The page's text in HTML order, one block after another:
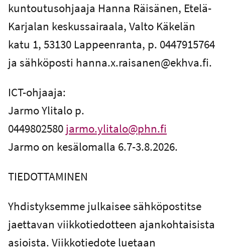
kuntoutusohjaaja Hanna Räisänen, Etelä-
Karjalan keskussairaala, Valto Käkelän
katu 1, 53130 Lappeenranta, p. 0447915764
ja sähköposti hanna.x.raisanen@ekhva.fi.
ICT-ohjaaja:
Jarmo Ylitalo p.
0449802580 jarmo.ylitalo@phn.fi
Jarmo on kesälomalla 6.7-3.8.2026.
TIEDOTTAMINEN
Yhdistyksemme julkaisee sähköpostitse
jaettavan viikkotiedotteen ajankohtaisista
asioista. Viikkotiedote luetaan